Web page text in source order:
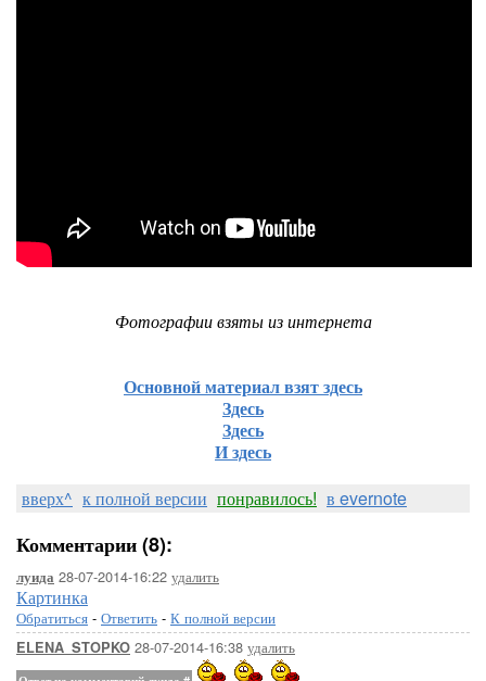
Фотографии взяты из интернета
Основной материал взят здесь
Здесь
Здесь
И здесь
вверх^ к полной версии понравилось! в evernote
Комментарии (8):
луида 28-07-2014-16:22 удалить
Картинка
Обратиться - Ответить - К полной версии
ELENA_STOPKO 28-07-2014-16:38 удалить